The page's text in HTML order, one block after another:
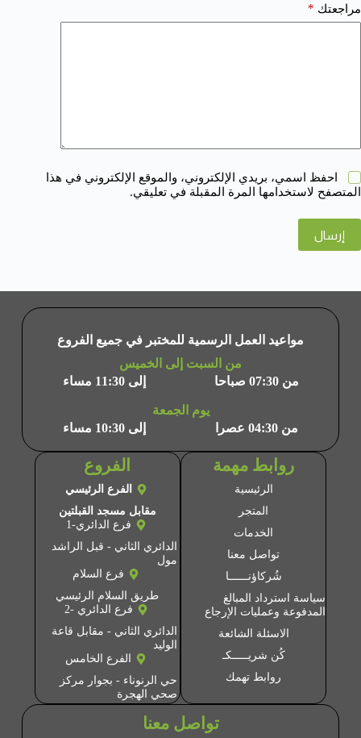
مراجعتك *
احفظ اسمي، بريدي الإلكتروني، والموقع الإلكتروني في هذا
المتصفح لاستخدامها المرة المقبلة في تعليقي.
إرسال
مواعيد العمل الرسمية للمختبر في جميع الفروع
من السبت إلى الخميس
من 07:30 صباحا
إلى 11:30 مساء
يوم الجمعة
من 04:30 عصرا
إلى 10:30 مساء
روابط مهمة
الرئيسية
المتجر
الخدمات
تواصل معنا
شُركاؤنــــــا
سياسة استرداد المبالغ
المدفوعة وعمليات الإرجاع
الاسئلة الشائعة
كُن شريـــــكـ
روابط تهمك
الفروع
الفرع الرئيسي
مقابل مسجد القبلتين
فرع الدائري-1
الدائري الثاني - قبل الراشد
مول
فرع السلام
طريق السلام الرئيسي
فرع الدائري -2
الدائري الثاني - مقابل قاعة
الوليد
الفرع الخامس
حي الرنوناء - بجوار مركز
صحي الهجرة
تواصل معنا